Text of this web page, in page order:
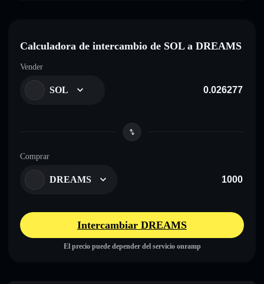
Calculadora de intercambio de SOL a DREAMS
Vender
SOL
Comprar
DREAMS
Intercambiar DREAMS
El precio puede depender del servicio onramp